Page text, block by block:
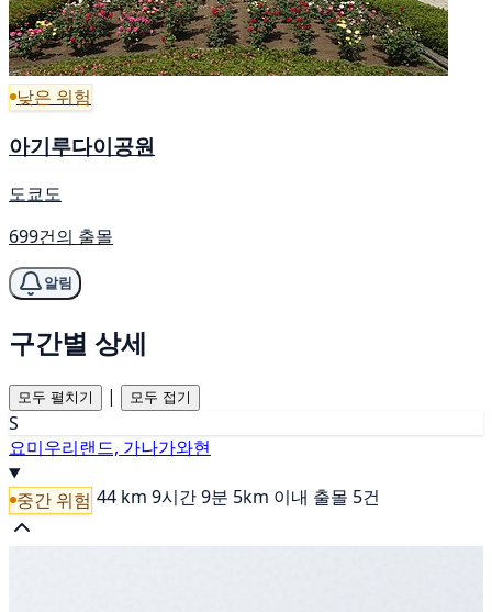
낮은 위험
아기루다이공원
도쿄도
699건의 출몰
알림
구간별 상세
모두 펼치기 | 모두 접기
S
요미우리랜드, 가나가와현
중간 위험 44 km 9시간 9분 5km 이내 출몰 5건